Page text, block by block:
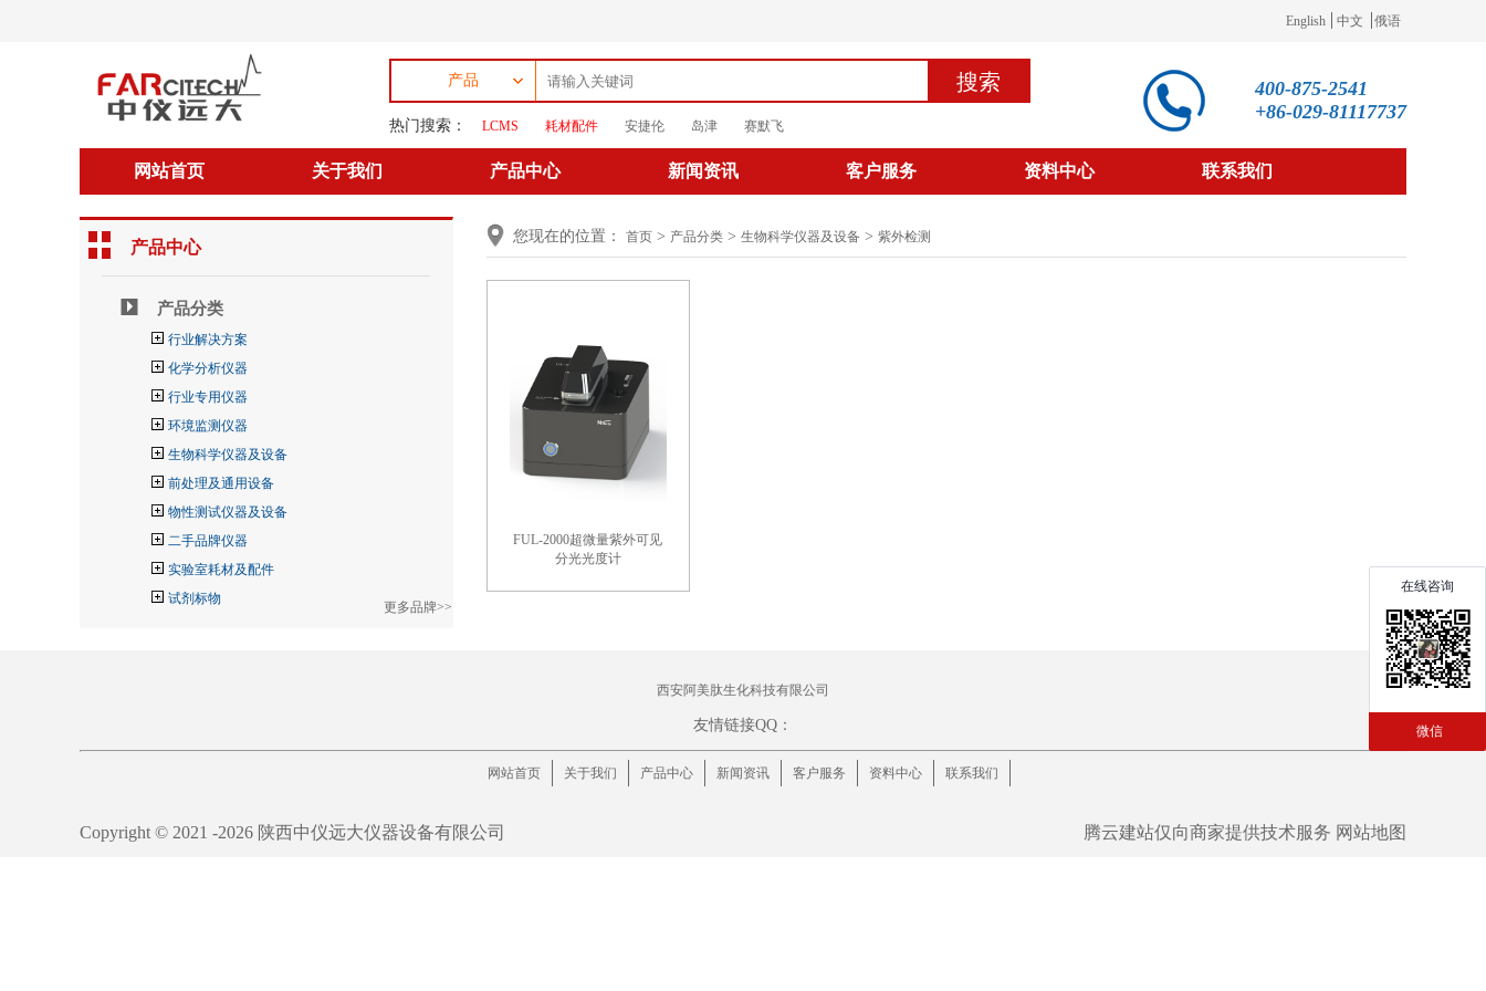
English 中文 俄语
产品 搜索
热门搜索： LCMS 耗材配件 安捷伦 岛津 赛默飞
400-875-2541
+86-029-81117737
网站首页 关于我们 产品中心 新闻资讯 客户服务 资料中心 联系我们
产品中心
产品分类
行业解决方案
化学分析仪器
行业专用仪器
环境监测仪器
生物科学仪器及设备
前处理及通用设备
物性测试仪器及设备
二手品牌仪器
实验室耗材及配件
试剂标物
更多品牌>>
您现在的位置：首页 > 产品分类 >生物科学仪器及设备 >紫外检测
FUL-2000超微量紫外可见
分光光度计
西安阿美肽生化科技有限公司
友情链接QQ：
网站首页 关于我们 产品中心 新闻资讯 客户服务 资料中心 联系我们
Copyright © 2021 -2026 陕西中仪远大仪器设备有限公司 腾云建站仅向商家提供技术服务 网站地图
在线咨询
微信